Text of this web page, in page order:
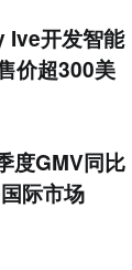
开发智能
价超300美
度GMV同比
际市场